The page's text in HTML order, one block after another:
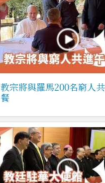
教宗將與羅馬200名窮人
餐